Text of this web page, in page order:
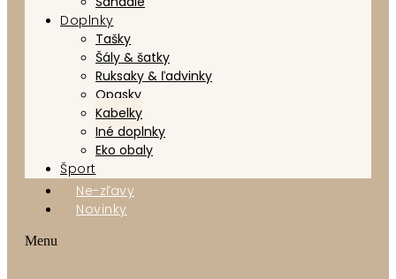
Doplnky
Tašky
Šály & šatky
Ruksaky & ľadvinky
Opasky
Kabelky
Iné doplnky
Eko obaly
Šport
Ne-zľavy
Novinky
Menu